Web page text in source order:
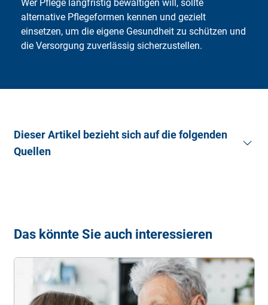
Wer Pflege langfristig bewältigen will, sollte
alternative Pflegeformen kennen und gezielt
einsetzen, um die eigene Gesundheit zu schützen und
die Versorgung zuverlässig sicherzustellen.
Dieser Artikel bezieht sich auf die folgenden
Quellen
Möglichkeiten der ambulanten Pflege. (Stand:
Pflege (2025).
Verhinderungspflege. (Stand:
17.12.2025).
Promedica24.de. (2025).Alternative Pflegeheim:
Das könnte Sie auch interessieren